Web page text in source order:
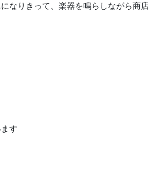
なりきって、楽器を鳴らしながら商
す